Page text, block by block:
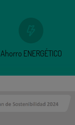
Ahorro ENERGÉTICO